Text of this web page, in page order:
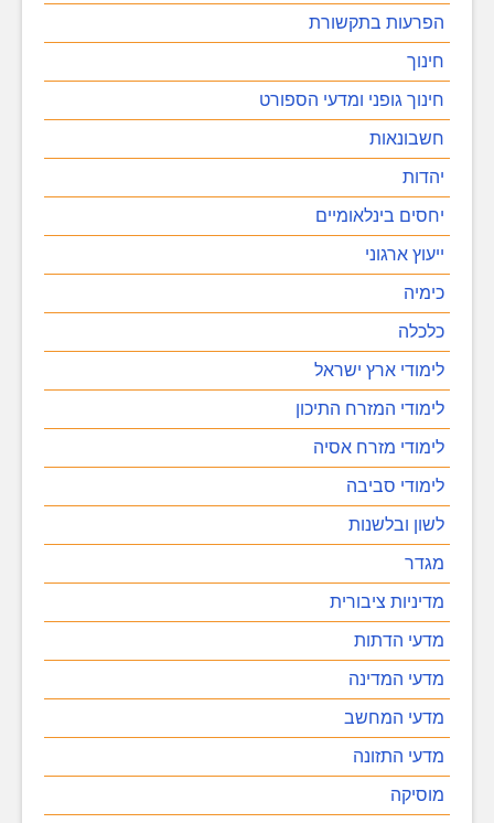
הפרעות בתקשורת
חינוך
חינוך גופני ומדעי הספורט
חשבונאות
יהדות
יחסים בינלאומיים
ייעוץ ארגוני
כימיה
כלכלה
לימודי ארץ ישראל
לימודי המזרח התיכון
לימודי מזרח אסיה
לימודי סביבה
לשון ובלשנות
מגדר
מדיניות ציבורית
מדעי הדתות
מדעי המדינה
מדעי המחשב
מדעי התזונה
מוסיקה